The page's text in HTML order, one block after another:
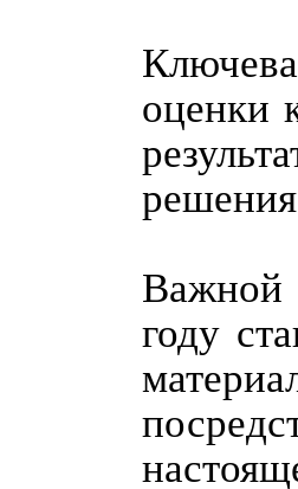
оценки
Важной
году